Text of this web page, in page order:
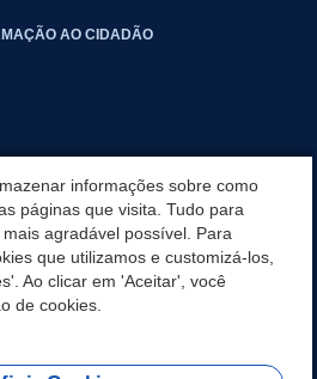
AO CIDADÃO
informações sobre como
páginas que visita. Tudo para
agradável possível. Para
que utilizamos e customizá-los,
Ao clicar em 'Aceitar', você
de cookies.